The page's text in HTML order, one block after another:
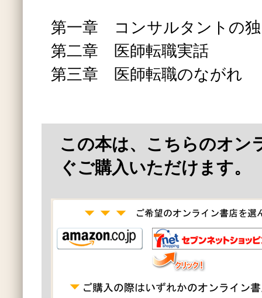
第一章 コンサルタントの
第二章 医師転職実話
第三章 医師転職のながれ
この本は、こちらのオン
ぐご購入いただけます。